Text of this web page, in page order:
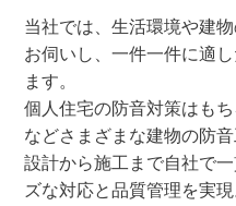
当社では、生活環境や建
お伺いし、一件一件に適
ます。
個人住宅の防音対策はも
などさまざまな建物の防
設計から施工まで自社で
ズな対応と品質管理を実